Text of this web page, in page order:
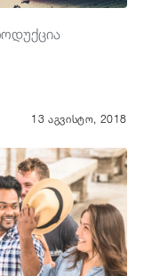
13 აგვისტო, 2018